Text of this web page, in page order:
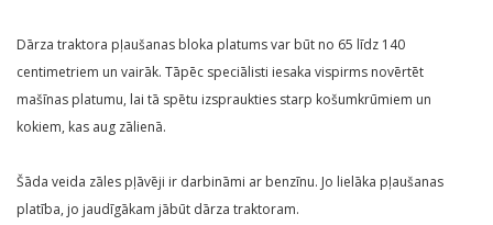
Dārza traktora pļaušanas bloka platums var būt no 65 līdz 140
centimetriem un vairāk. Tāpēc speciālisti iesaka vispirms novērtēt
mašīnas platumu, lai tā spētu izspraukties starp košumkrūmiem un
kokiem, kas aug zālienā.
Šāda veida zāles pļāvēji ir darbināmi ar benzīnu. Jo lielāka pļaušanas
platība, jo jaudīgākam jābūt dārza traktoram.